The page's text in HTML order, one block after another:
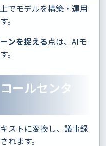
でモデルを構築・運用
。
ンを捉える点は、AIモ
。
ールセンタ
ストに変換し、議事録
れます。